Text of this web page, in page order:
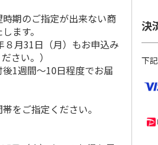
＜お中元＞【冷凍】
＜銀座千疋屋×花園
万頭＞フルーツ大福
＆ど…
4,640円
(送料・税込)
＜お中元＞江戸日本
入
4.0 （1）
2,000円
(送料・税込)
期のご指定が出来ない商
ます。
月31日（月）もお申込み
さい。）
1週間～10日程度でお届
をご指定ください。
決
下